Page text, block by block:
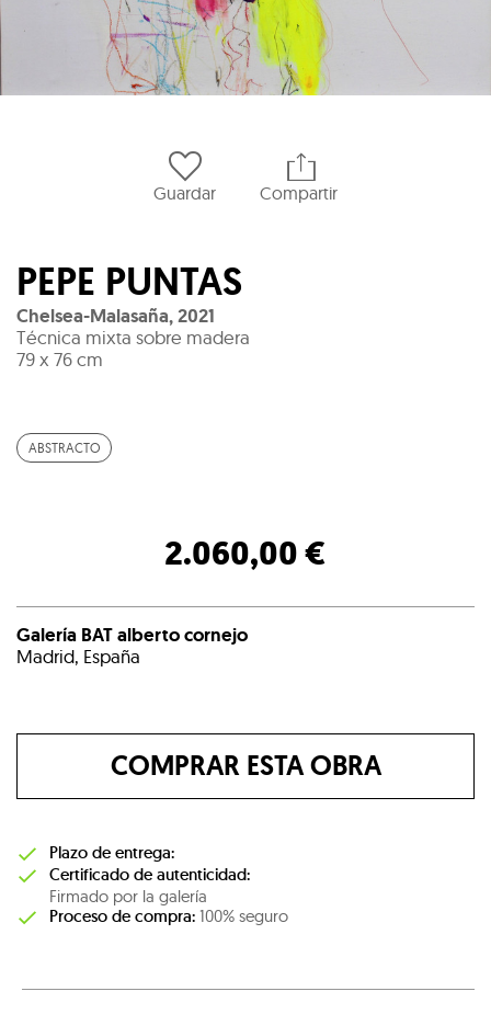
Guardar Compartir
PEPE PUNTAS
Chelsea-Malasaña,2021
Técnica mixta sobre madera
79 x 76 cm
ABSTRACTO
2.060,00 €
Galería BAT alberto cornejo
Madrid, España
COMPRAR ESTA OBRA
Plazo de entrega:
Certificado de autenticidad:
Firmado por la galería
Proceso de compra: 100% seguro